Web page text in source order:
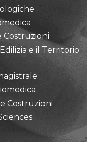
Costruzioni
e il Territorio
Costruzioni